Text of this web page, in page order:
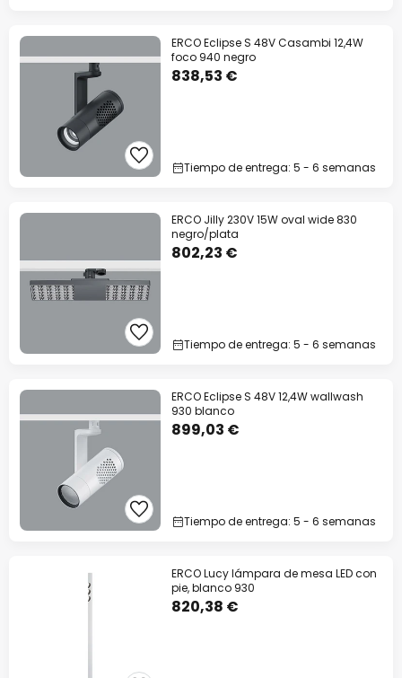
ERCO Eclipse S 48V Casambi 12,4W
foco 940 negro
838,53 €
Tiempo de entrega: 5 - 6 semanas
ERCO Jilly 230V 15W oval wide 830
negro/plata
802,23 €
Tiempo de entrega: 5 - 6 semanas
ERCO Eclipse S 48V 12,4W wallwash
930 blanco
899,03 €
Tiempo de entrega: 5 - 6 semanas
ERCO Lucy lámpara de mesa LED con
pie, blanco 930
820,38 €